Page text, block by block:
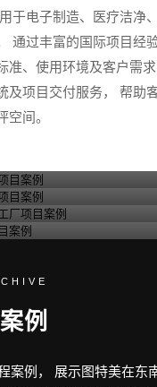
于电子制造、医疗洁净
通过丰富的国际项目经
准、使用环境及客户需
及项目交付服务， 帮助
空间。
业办公中心
亚智能制造
工业园区
例
案例， 展示图特美在东